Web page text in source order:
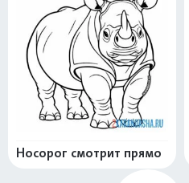
Носорог смотрит прямо